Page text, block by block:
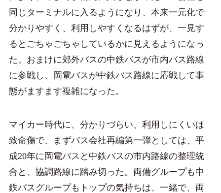
同じターミナルに入るようになり、本来一元化で
分かりやすく、利用しやすくなるはずが、一見す
るとごちゃごちゃしているかに見えるようになっ
た。おまけに郊外バスの中鉄バスが市内バス路線
に参戦し、岡電バスが中鉄バス路線に応戦して事
態がますます複雑になった。
マイカー時代に、分かりづらい、利用しにくいは
致命傷で、まずバス会社再編第一弾としては、平
成20年に岡電バスと中鉄バスの市内路線の整理統
合と、協調路線に踏み切った。両備グループも中
鉄バスグループもトップの気持ちは、一緒で、両